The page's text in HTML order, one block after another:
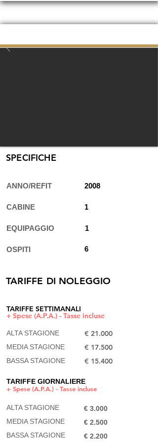
SPECIFICHE
ANNO/REFIT 2008
CABINE 1
EQUIPAGGIO 1
OSPITI 6
TARIFFE DI NOLEGGIO
TARIFFE SETTIMANALI​
+ Spese (A.P.A.) - Tasse incluse
ALTA STAGIONE
MEDIA STAGIONE
BASSA STAGIONE
€ 21.000
€ 17.500​
€ 15.400
TARIFFE GIORNALIERE
+ Spese (A.P.A.) - Tasse incluse
ALTA STAGIONE
MEDIA STAGIONE
BASSA STAGIONE
€ 3.000
€ 2.500​
€ 2.200